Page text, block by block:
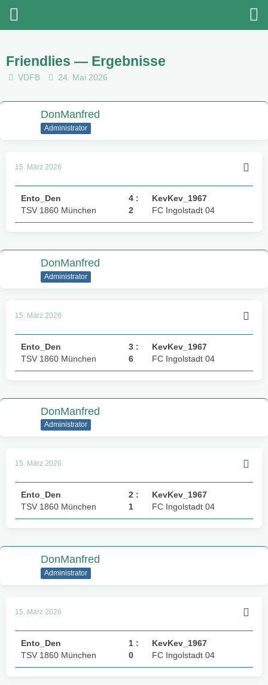
Friendlies — Ergebnisse
VDFB 24. Mai 2026
DonManfred
Administrator
15. März 2026
Ento_Den
TSV 1860 München
4 :
2
KevKev_1967
FC Ingolstadt 04
DonManfred
Administrator
15. März 2026
Ento_Den
TSV 1860 München
3 :
6
KevKev_1967
FC Ingolstadt 04
DonManfred
Administrator
15. März 2026
Ento_Den
TSV 1860 München
2 :
1
KevKev_1967
FC Ingolstadt 04
DonManfred
Administrator
15. März 2026
Ento_Den
TSV 1860 München
1 :
0
KevKev_1967
FC Ingolstadt 04